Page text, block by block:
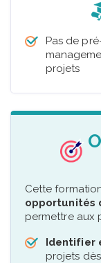
Pas de
projets
Cette
opportunités
permettre aux
Identifier
projets